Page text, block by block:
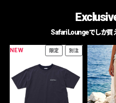
Safari Loungeでしか買
NEW 限定 別注